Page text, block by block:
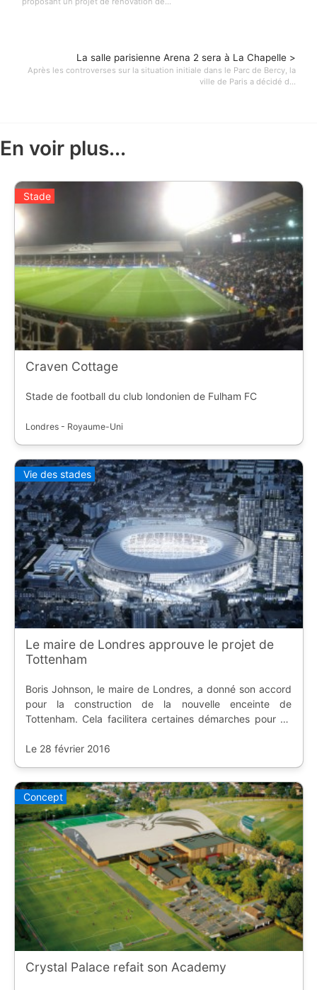
La salle parisienne Arena 2 sera à La Chapelle >
Après les controverses sur la situation initiale dans le Parc de Bercy, la
ville de Paris a décidé d...
En voir plus...
Stade
Craven Cottage
Stade de football du club londonien de Fulham FC
Londres - Royaume-Uni
Vie des stades
Le maire de Londres approuve le projet de
Tottenham
Boris Johnson, le maire de Londres, a donné son accord
pour la construction de la nouvelle enceinte de
Tottenham. Cela facilitera certaines démarches pour un
Le 28 février 2016
Concept
Crystal Palace refait son Academy